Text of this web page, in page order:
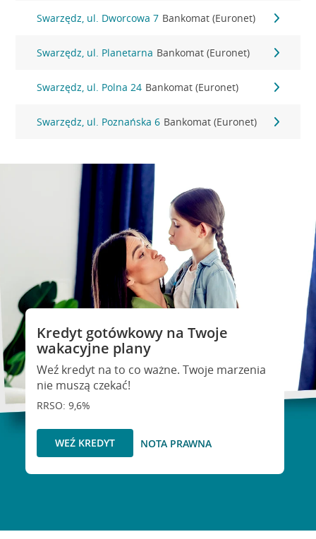
Swarzędz, ul. Dworcowa 7 Bankomat (Euronet)
Swarzędz, ul. Planetarna Bankomat (Euronet)
Swarzędz, ul. Polna 24 Bankomat (Euronet)
Swarzędz, ul. Poznańska 6 Bankomat (Euronet)
Kredyt gotówkowy na Twoje
wakacyjne plany
Weź kredyt na to co ważne. Twoje marzenia
nie muszą czekać!
RRSO: 9,6%
WEŹ KREDYT NOTA PRAWNA